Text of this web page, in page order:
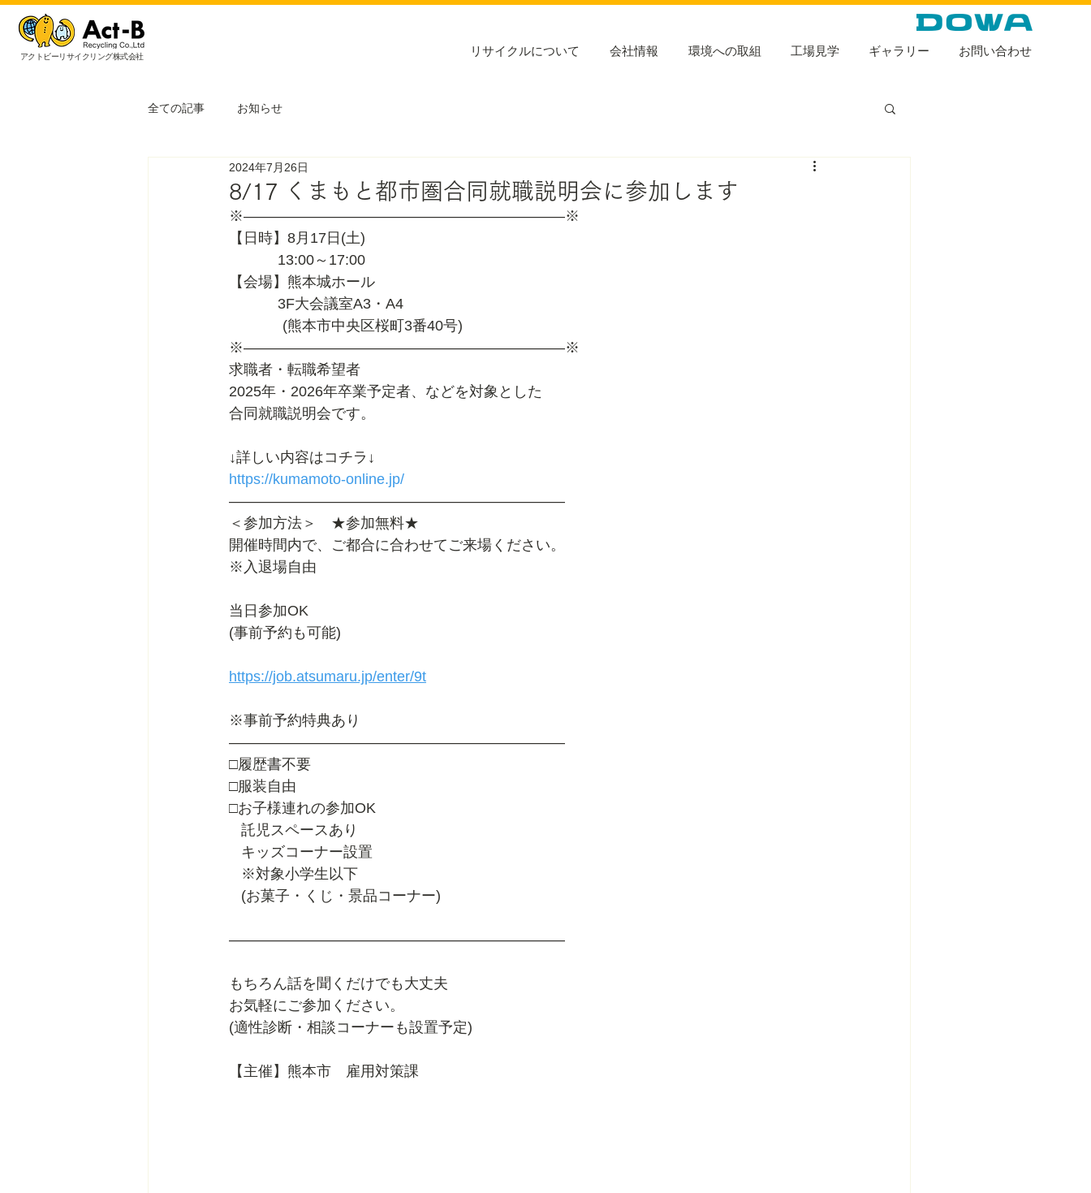
アクトビーリサイクリング株式会社 リサイクルについて 会社情報 環境への取組 工場見学 ギャラリー お問い合わせ
全ての記事 お知らせ
8/17 くまもと都市圏合同就職説明会に参加します
2024年7月26日
※――――――――――――――――――――――※
【日時】8月17日(土)
            13:00～17:00
【会場】熊本城ホール
            3F大会議室A3・A4
      　　(熊本市中央区桜町3番40号)
※――――――――――――――――――――――※
求職者・転職希望者
2025年・2026年卒業予定者、などを対象とした
合同就職説明会です。
↓詳しい内容はコチラ↓
https://kumamoto-online.jp/
―――――――――――――――――――――――
＜参加方法＞　★参加無料★
開催時間内で、ご都合に合わせてご来場ください。
※入退場自由
当日参加OK
(事前予約も可能)
https://job.atsumaru.jp/enter/9t
※事前予約特典あり
―――――――――――――――――――――――
□履歴書不要
□服装自由
□お子様連れの参加OK
   託児スペースあり
   キッズコーナー設置
   ※対象小学生以下
   (お菓子・くじ・景品コーナー)
―――――――――――――――――――――――
もちろん話を聞くだけでも大丈夫
お気軽にご参加ください。
(適性診断・相談コーナーも設置予定)
【主催】熊本市　雇用対策課